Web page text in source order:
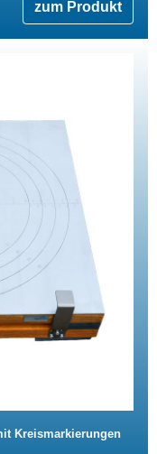
zum Produkt
Kreismarkierungen